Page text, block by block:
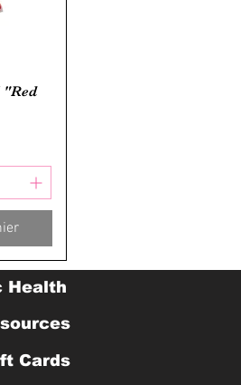
"Red
Health
Cards